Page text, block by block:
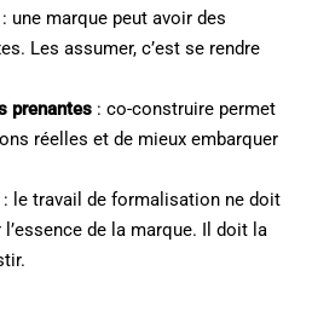
une marque peut avoir des
Les assumer, c’est se rendre
prenantes : co-construire permet
réelles et de mieux embarquer
: le travail de formalisation ne doit
de la marque. Il doit la